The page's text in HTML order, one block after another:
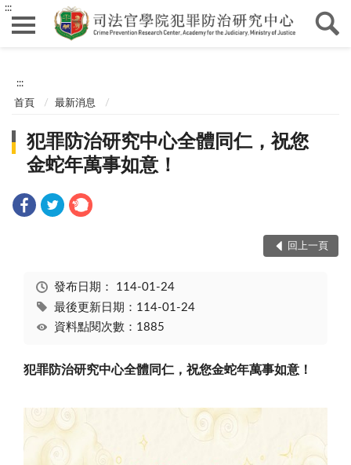
:::
:::
首頁 最新消息
犯罪防治研究中心全體同仁，祝您
金蛇年萬事如意！
回上一頁
發布日期： 114-01-24
最後更新日期：114-01-24
資料點閱次數：1885
犯罪防治研究中心全體同仁，祝您金蛇年萬事如意！